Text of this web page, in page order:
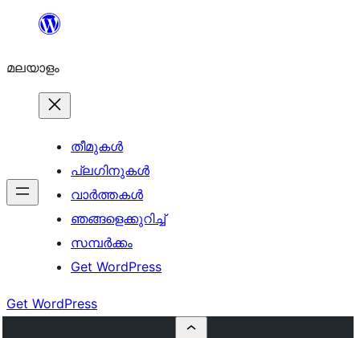
ഉള്ളടക്കത്തിലേക്ക്
മലയാളം
തീമുകൾ
പ്ലഗിനുകൾ
വാര്‍ത്തകള്‍
ഞങ്ങളെക്കുറിച്ച്
സമ്പര്‍ക്കം
Get WordPress
Get WordPress